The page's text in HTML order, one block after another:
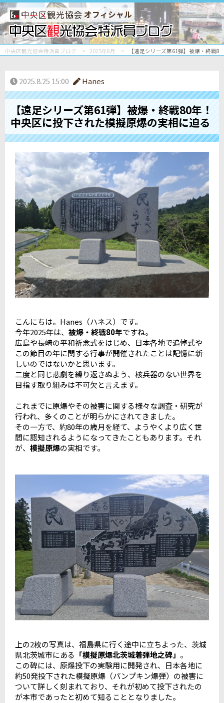
オフィシャル
中央区観光協会特派員ブログ 2025年8月 【遠足シリーズ第61弾】被爆・終戦
2025.8.25 15:00 Hanes
【遠足シリーズ第61弾】被爆・終戦80年！
中央区に投下された模擬原爆の実相に迫る
こんにちは。Hanes（ハネス）です。
今年2025年は、 被爆・終戦80年ですね。
広島や長崎の平和祈念式をはじめ、日本各地で追悼式や
この節目の年に関する行事が開催されたことは記憶に新
しいのではないかと思います。
二度と同じ悲劇を繰り返さぬよう、核兵器のない世界を
目指す取り組みは不可欠と言えます。
これまでに原爆やその被害に関する様々な調査・研究が
行われ、多くのことが明らかにされてきました。
その一方で、約80年の歳月を経て、ようやくより広く世
間に認知されるようになってきたこともあります。それ
が、 模擬原爆の実相です。
上の2枚の写真は、福島県に行く途中に立ちよった、茨城
県北茨城市にある 「模擬原爆北茨城着弾地之碑」 。
この碑には、原爆投下の実験用に開発され、日本各地に
約50発投下された模擬原爆（パンプキン爆弾）の被害に
ついて詳しく刻まれており、それが初めて投下されたの
が本市であったと初めて知ることとなりました。